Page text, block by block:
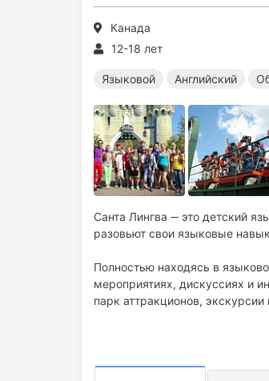
Канада
12-18 лет
Языковой Английский
Санта Лингва ─ это детский
разовьют свои языковые
Полностью находясь в
мероприятиях, дискуссиях и
парк аттракционов,